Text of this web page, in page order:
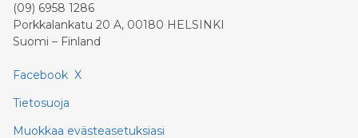
(09) 6958 1286
Porkkalankatu 20 A, 00180 HELSINKI
Suomi – Finland
Facebook X
Tietosuoja
Muokkaa evästeasetuksiasi